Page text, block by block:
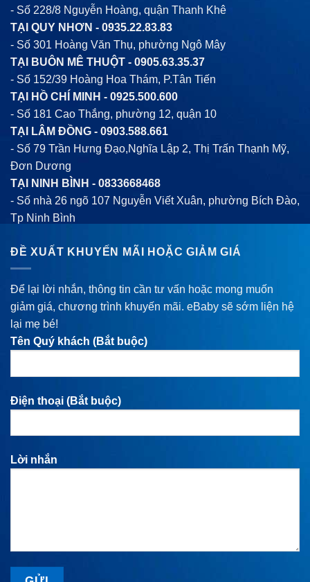
- Số 228/8 Nguyễn Hoàng, quận Thanh Khê
TẠI QUY NHƠN - 0935.22.83.83
- Số 301 Hoàng Văn Thụ, phường Ngô Mây
TẠI BUÔN MÊ THUỘT - 0905.63.35.37
- Số 152/39 Hoàng Hoa Thám, P.Tân Tiến
TẠI HỒ CHÍ MINH - 0925.500.600
- Số 181 Cao Thắng, phường 12, quận 10
TẠI LÂM ĐỒNG - 0903.588.661
- Số 79 Trần Hưng Đạo,Nghĩa Lập 2, Thị Trấn Thạnh Mỹ,
Đơn Dương
TẠI NINH BÌNH - 0833668468
- Số nhà 26 ngõ 107 Nguyễn Viết Xuân, phường Bích Đào,
Tp Ninh Bình
ĐỀ XUẤT KHUYẾN MÃI HOẶC GIẢM GIÁ
Để lại lời nhắn, thông tin cần tư vấn hoặc mong muốn
giảm giá, chương trình khuyến mãi. eBaby sẽ sớm liện hệ
lại mẹ bé!
Tên Quý khách (Bắt buộc)
Điện thoại (Bắt buộc)
Lời nhắn